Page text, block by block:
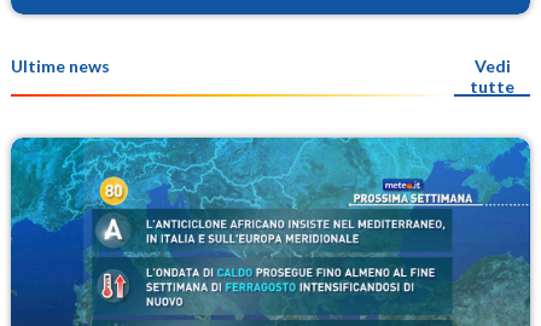
Ultime news
Vedi
tutte